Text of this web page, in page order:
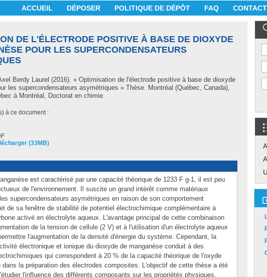
ACCUEIL DÉPOSER POLITIQUE DE DÉPÔT FAQ CONTACT
DE L'ÉLECTRODE POSITIVE À BASE DE DIOXYDE
POUR LES SUPERCONDENSATEURS
Berdy Laurel (2016). « Optimisation de l'électrode positive à base de dioxyde
les supercondensateurs asymétriques » Thèse. Montréal (Québec, Canada),
à Montréal, Doctorat en chimie.
à ce document :
(33MB)
est caractérisé par une capacité théorique de 1233 F g-1, il est peu
de l'environnement. Il suscite un grand intérêt comme matériaux
supercondensateurs asymétriques en raison de son comportement
de sa fenêtre de stabilité de potentiel électrochimique complémentaire à
activé en électrolyte aqueux. L'avantage principal de cette combinaison
de la tension de cellule (2 V) et à l'utilisation d'un électrolyte aqueux
l'augmentation de la densité d'énergie du système. Cependant, la
électronique et ionique du dioxyde de manganèse conduit à des
qui correspondent à 20 % de la capacité théorique de l'oxyde
dans la préparation des électrodes composites. L'objectif de cette thèse a été
l'influence des différents composants sur les propriétés physiques,